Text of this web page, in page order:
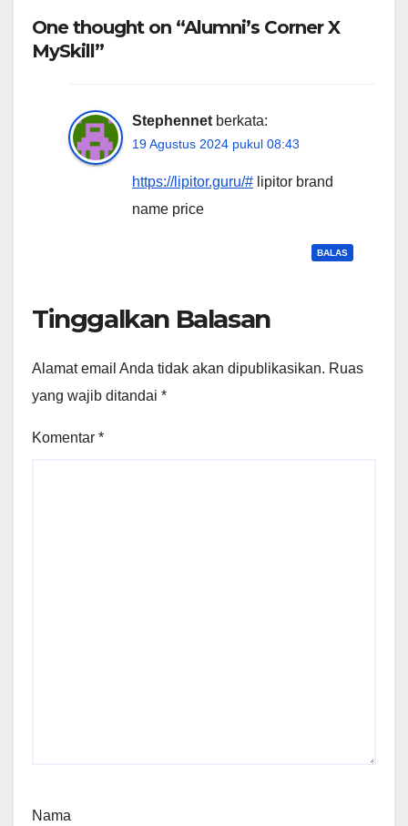
One thought on “Alumni’s Corner X
MySkill”
Stephennet berkata:
19 Agustus 2024 pukul 08:43
https://lipitor.guru/# lipitor brand
name price
BALAS
Tinggalkan Balasan
Alamat email Anda tidak akan dipublikasikan. Ruas
yang wajib ditandai *
Komentar *
Nama